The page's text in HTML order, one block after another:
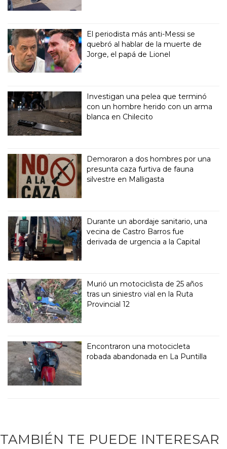
El periodista más anti-Messi se
quebró al hablar de la muerte de
Jorge, el papá de Lionel
Investigan una pelea que terminó
con un hombre herido con un arma
blanca en Chilecito
Demoraron a dos hombres por una
presunta caza furtiva de fauna
silvestre en Malligasta
Durante un abordaje sanitario, una
vecina de Castro Barros fue
derivada de urgencia a la Capital
Murió un motociclista de 25 años
tras un siniestro vial en la Ruta
Provincial 12
Encontraron una motocicleta
robada abandonada en La Puntilla
TAMBIÉN TE PUEDE INTERESAR